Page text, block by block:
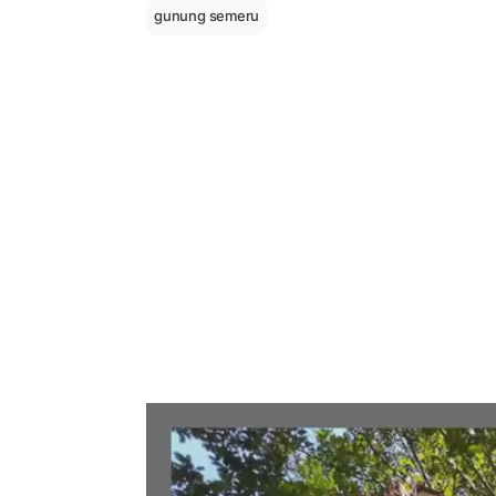
gunung semeru